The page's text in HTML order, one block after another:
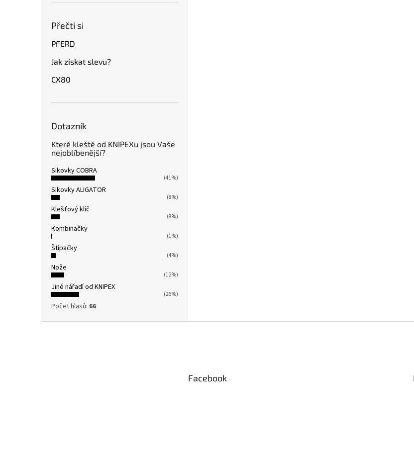
Přečti si
PFERD
Jak získat slevu?
CX80
Dotazník
Které kleště od KNIPEXu jsou Vaše
nejoblíbenější?
Sikovky COBRA
(41%)
Sikovky ALIGATOR
(8%)
Klešťový klíč
(8%)
Kombinačky
(1%)
Štípačky
(4%)
Nože
(12%)
Jiné nářadí od KNIPEX
(26%)
Počet hlasů: 66
Facebook